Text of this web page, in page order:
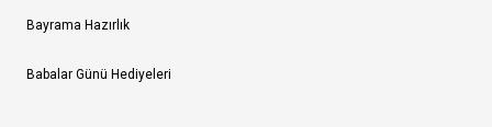
Bayrama Hazırlık
Babalar Günü Hediyeleri